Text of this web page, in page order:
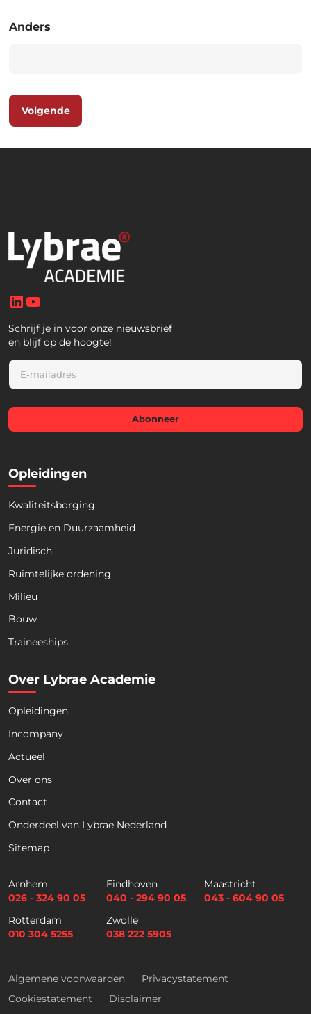
Anders
Volgende
LinkedIn
Schrijf je in voor onze nieuwsbrief
en blijf op de hoogte!
E
a
i
*
Abonneer
Opleidingen
Kwaliteitsborging
Energie en Duurzaamheid
Juridisch
Ruimtelijke ordening
Milieu
Bouw
Traineeships
Over Lybrae Academie
Opleidingen
Incompany
Actueel
Over ons
Contact
Onderdeel van Lybrae Nederland
Sitemap
Arnhem
026 - 324 90 05
Eindhoven
040 - 294 90 05
Maastricht
043 - 604 90 05
Rotterdam
010 304 5255
Zwolle
038 222 5905
Algemene voorwaarden
Privacystatement
Cookiestatement
Disclaimer
Naam
Telefoon
m
a
l
*
Selectievakjes *
Hierbij accepteer ik dat ik via dit e-